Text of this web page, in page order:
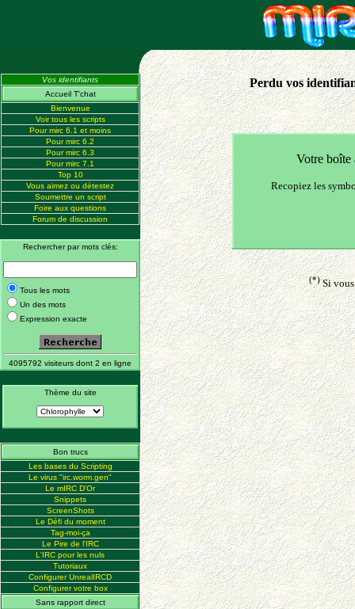
Vos identifiants
Accueil T'chat
Bienvenue
Voir tous les scripts
Pour mirc 6.1 et moins
Pour mirc 6.2
Pour mirc 6.3
Pour mirc 7.1
Top 10
Vous aimez ou détestez
Soumettre un script
Foire aux questions
Forum de discussion
Rechercher par mots clés:
Tous les mots
Un des mots
Expression exacte
4095792 visiteurs dont 2 en ligne
Thème du site
Bon trucs
Les bases du Scripting
Le virus "irc.worm.gen"
Le mIRC D'Or
Snippets
ScreenShots
Le Défi du moment
Tag-moi-ça
Le Pire de l'IRC
L'IRC pour les nuls
Tutoriaux
Configurer UnrealIRCD
Configurer votre box
Sans rapport direct
Perdu vos
Votre
Recopiez les
(*)Si vous